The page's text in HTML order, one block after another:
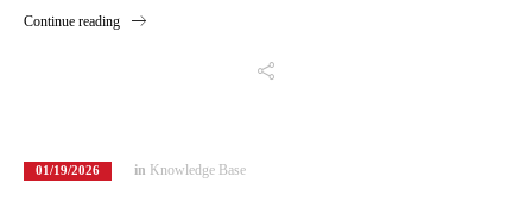
Continue reading
01/19/2026 in Knowledge Base